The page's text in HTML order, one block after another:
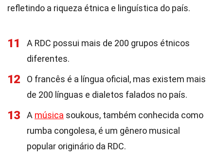
refletindo a riqueza étnica e linguística do país.
11
A RDC possui mais de 200 grupos étnicos
diferentes.
12
O francês é a língua oficial, mas existem mais
de 200 línguas e dialetos falados no país.
13 A música soukous, também conhecida como
rumba congolesa, é um gênero musical
popular originário da RDC.